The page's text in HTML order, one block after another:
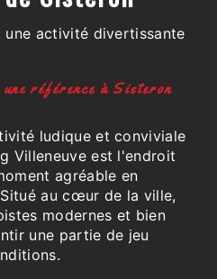
une activité divertissante
référence à Sisteron
ludique et conviviale
Villeneuve est l'endroit
agréable en
au cœur de la ville,
modernes et bien
une partie de jeu